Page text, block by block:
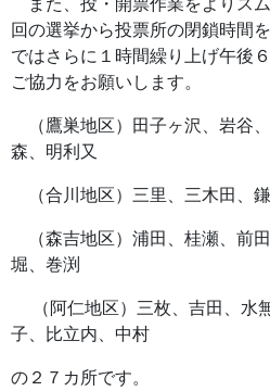
回の選挙から投票所の閉鎖時間
ではさらに１時間繰り上げ午後
ご協力をお願いします。
（鷹巣地区）田子ヶ沢、岩谷
森、明利又
（合川地区）三里、三木田、
（森吉地区）浦田、桂瀬、前
堀、巻渕
（阿仁地区）三枚、吉田、水
子、比立内、中村
の２７カ所です。